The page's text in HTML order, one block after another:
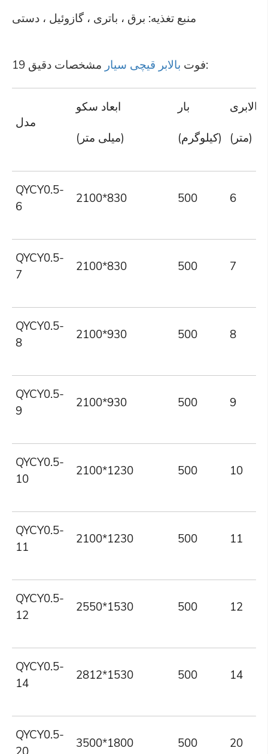
منبع تغذیه: برق ، باتری ، گازوئیل ، دستی
19 فوت بالابر قیچی سیار مشخصات دقیق:
مدل
ابعاد سکو
(میلی متر)
بار
(کیلوگرم)
بالابری
(متر)
QYCY0.5-
6
2100*830 500 6
QYCY0.5-
7
2100*830 500 7
QYCY0.5-
8
2100*930 500 8
QYCY0.5-
9
2100*930 500 9
QYCY0.5-
10
2100*1230 500 10
QYCY0.5-
11
2100*1230 500 11
QYCY0.5-
12
2550*1530 500 12
QYCY0.5-
14
2812*1530 500 14
QYCY0.5-
20
3500*1800 500 20